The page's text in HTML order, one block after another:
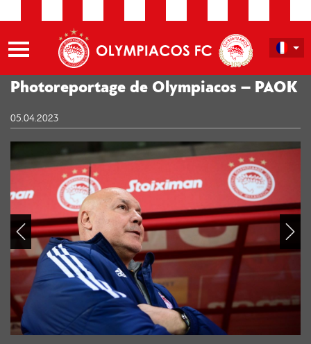
Photoreportage de Olympiacos – PAOK
05.04.2023